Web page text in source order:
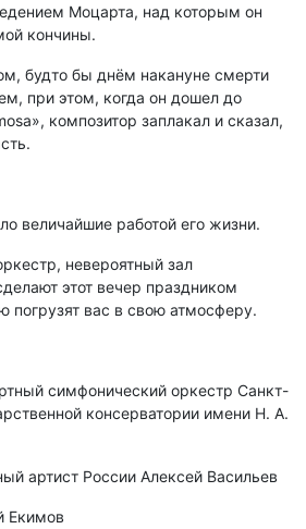
Моцарта, над которым он
кончины.
будто бы днём накануне смерти
при этом, когда он дошел до
композитор заплакал и сказал,
величайшие работой его жизни.
невероятный зал
этот вечер праздником
погрузят вас в свою атмосферу.
симфонический оркестр Санкт-
консерватории имени Н. А.
артист России Алексей Васильев
Екимов